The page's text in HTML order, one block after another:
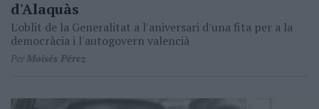
d'Alaquàs
L'oblit de la Generalitat a l'aniversari d'una fita per a la
democràcia i l'autogovern valencià
PerMoisés Pérez